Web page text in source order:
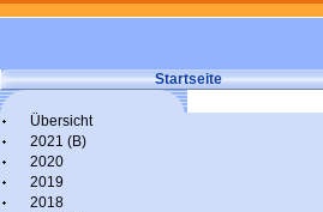
Startseite
Übersicht
2021 (B)
2020
2019
2018